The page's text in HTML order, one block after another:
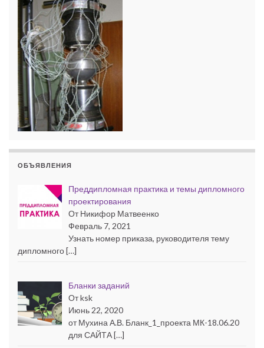
ОБЪЯВЛЕНИЯ
Преддипломная практика и темы дипломного
проектирования
От Никифор Матвеенко
Февраль 7, 2021
Узнать номер приказа, руководителя тему
дипломного […]
Бланки заданий
От ksk
Июнь 22, 2020
от Мухина А.В. Бланк_1_проекта МК-18.06.20
для САЙТА […]